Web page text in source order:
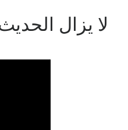
لا يزال